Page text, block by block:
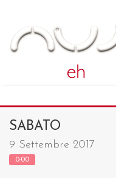
SABATO
9 Settembre 2017
0:00